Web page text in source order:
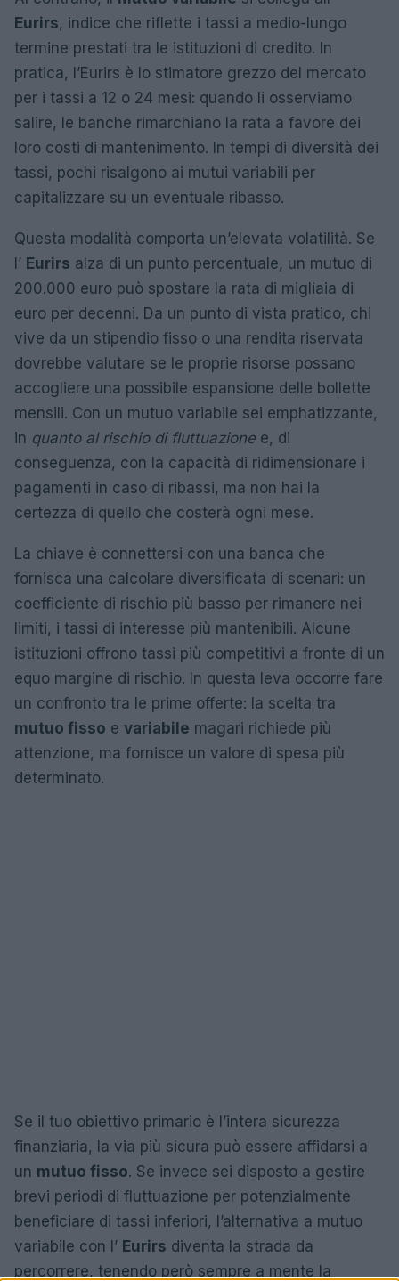
Eurirs, indice che riflette i tassi a medio-lungo
termine prestati tra le istituzioni di credito. In
pratica, l’Eurirs è lo stimatore grezzo del mercato
per i tassi a 12 o 24 mesi: quando li osserviamo
salire, le banche rimarchiano la rata a favore dei
loro costi di mantenimento. In tempi di diversità dei
tassi, pochi risalgono ai mutui variabili per
capitalizzare su un eventuale ribasso.
Questa modalità comporta un’elevata volatilità. Se
l’ Eurirs alza di un punto percentuale, un mutuo di
200.000 euro può spostare la rata di migliaia di
euro per decenni. Da un punto di vista pratico, chi
vive da un stipendio fisso o una rendita riservata
dovrebbe valutare se le proprie risorse possano
accogliere una possibile espansione delle bollette
mensili. Con un mutuo variabile sei emphatizzante,
in quanto al rischio di fluttuazionee, di
conseguenza, con la capacità di ridimensionare i
pagamenti in caso di ribassi, ma non hai la
certezza di quello che costerà ogni mese.
La chiave è connettersi con una banca che
fornisca una calcolare diversificata di scenari: un
coefficiente di rischio più basso per rimanere nei
limiti, i tassi di interesse più mantenibili. Alcune
istituzioni offrono tassi più competitivi a fronte di un
equo margine di rischio. In questa leva occorre fare
un confronto tra le prime offerte: la scelta tra
mutuo fisso e variabile magari richiede più
attenzione, ma fornisce un valore di spesa più
determinato.
Se il tuo obiettivo primario è l’intera sicurezza
finanziaria, la via più sicura può essere affidarsi a
un mutuo fisso. Se invece sei disposto a gestire
brevi periodi di fluttuazione per potenzialmente
beneficiare di tassi inferiori, l’alternativa a mutuo
variabile con l’ Eurirs diventa la strada da
percorrere, tenendo però sempre a mente la